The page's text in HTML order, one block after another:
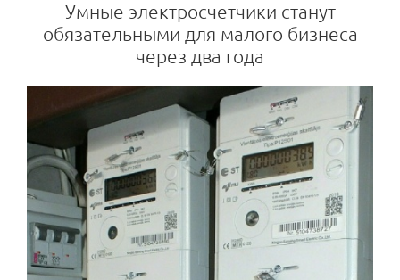
Умные электросчетчики станут
обязательными для малого бизнеса
через два года